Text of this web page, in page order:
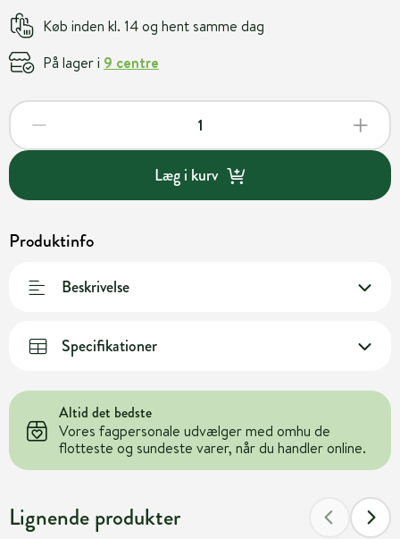
Køb inden kl. 14 og hent samme dag
På lager i 9 centre
Læg i kurv
Produktinfo
Beskrivelse
Specifikationer
Altid det bedste
Vores fagpersonale udvælger med omhu de
flotteste og sundeste varer, når du handler online.
Lignende produkter